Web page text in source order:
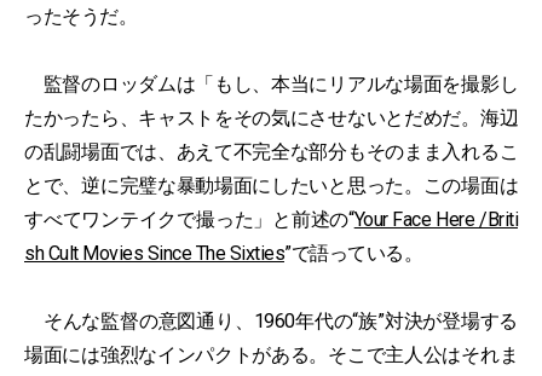
ったそうだ。
監督のロッダムは「もし、本当にリアルな場面を撮影し
たかったら、キャストをその気にさせないとだめだ。海辺
の乱闘場面では、あえて不完全な部分もそのまま入れるこ
とで、逆に完璧な暴動場面にしたいと思った。この場面は
すべてワンテイクで撮った」と前述の“Your Face Here /Briti
sh Cult Movies Since The Sixties”で語っている。
そんな監督の意図通り、1960年代の“族”対決が登場する
場面には強烈なインパクトがある。そこで主人公はそれま